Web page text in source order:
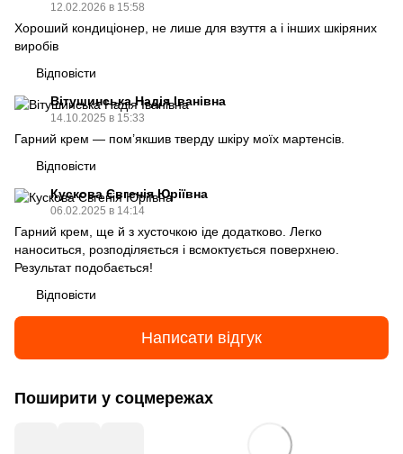
12.02.2026 в 15:58
Хороший кондиціонер, не лише для взуття а і інших шкіряних
виробів
Відповісти
Вітушинська Надія Іванівна
14.10.2025 в 15:33
Гарний крем — пом’якшив тверду шкіру моїх мартенсів.
Відповісти
Кускова Євгенія Юріївна
06.02.2025 в 14:14
Гарний крем, ще й з хусточкою іде додатково. Легко
наноситься, розподіляється і всмоктується поверхнею.
Результат подобається!
Відповісти
Написати відгук
Поширити у соцмережах